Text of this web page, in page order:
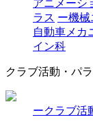
アニメーシ
ラス ー機
自動車メカ
イン科
クラブ活動・パ
ークラブ活